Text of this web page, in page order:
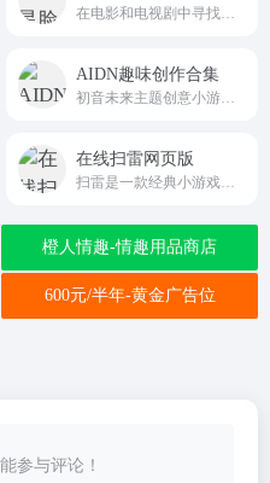
AIDN趣味创作合集
在线扫雷网页版
橙人情趣-情趣用品商店
600元/半年-黄金广告位
参与评论！